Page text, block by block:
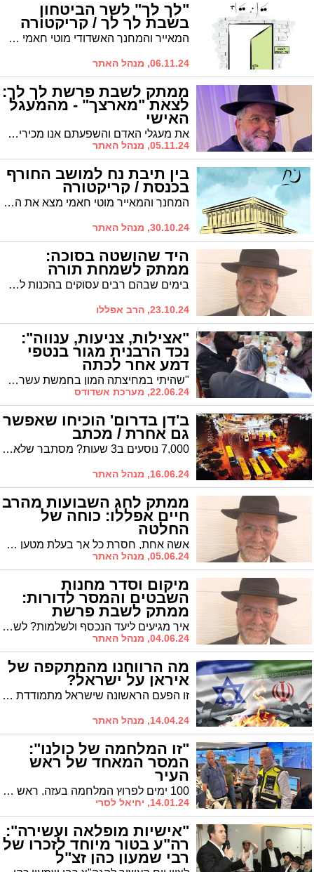
"לך לך" לשר הביטחון
בשבת לך לך / קריקטורה
המאייר והמחנך האשדודי מוטי חאמי מוצא את הקשר בין הארוע שהתרחש השבוע, פיטורי שר הביטחון גלנט, לפרשת השבוע לך לך
06.11.24, מנהל האתר
ממתק לשבת פרשת לך לך:
לצאת "מארצך" - מהמעגל
האישי
את מעגלי האדם והשפעתם אנו מכירים. מה שאנו פחות מכירים הוא איך אפשר לצאת מהמעגל האישי. הרב חיים אפללו עם מסר מהפרשה
05.11.24, מנהל האתר
בין תיבת נח למושב החורף
בכנסת / קריקטורה
המחנך והמאייר מוטי חאמי מצא את הקשר בין פרשת השבוע העוסקת בתיבת נח לבין פתיחת מושב החורף של הכנסת. "לא למדו לקח מהעבר"
30.10.24, מנהל האתר
היד שהושטה בסוכה:
ממתק לשמחת תורה
בימים שבהם רבים עסוקים בהכנות לשמחת תורה, הרב אפללו עם סיפור מרגש על מפגש מקרי שהוביל לתיקון. במרכזו עומד נער שסטה מהמסלול המצופה ממנו, ומצא את דרכו חזרה דרך הזמנה פשוטה לסוכה וכוס קפה.
23.10.24, הרב אפללו
"אצילות, צניעות, ענווה":
נכד הרבנית מגור בנטפי
דמע אחר לכתה
"שהיתי במחיצתה המון בחמשת עשרה השנים האחרונות וקיבלתי חמודות תבל, אוצרות של רוח ואוצרות של דעת. תחושתי היא שחייב אני חייב לבטא כמה מילות פרידה". פנחס מנחם אלתר, נכדה של הרבנית מגור שנפטרה בשבוע האחרון, במילות פרידה מרטיטות
22.06.24, מערכת אשדודס
ב'דן בדרום' הוכיחו שאפשר
גם אחרת / מכתב
7,000 נוסעים ב3 שעות? מסתבר שלא מדובר בהודעת יח"צ. י' מ' מרובע ג' משתף את רשמיו מהנסיעה חזור מירושלים, במוצאי חג השבועות, והוא קובע: הוכח שאפשר גם אחרת
16.06.24, מנהל האתר
ממתק לחג השבועות מהרב
חיים אפללו: כוחה של
החלטה
אשה אחת, חסרת כל אך בעלת מטען עוצמתי של נחישות, מצליחה במחי החלטה אחת להציל את עולמה שלה ובעצם את העם כולו. חברתה, לעומתה, לא הצליחה להגיע להחלטה הנכונה והיא איבדה את הכל. זה המסר שעלינו להפיק - וכמובן ליישם - בחג השבועות
05.06.24, מנהל האתר
מיקום וסדר מחנות
השבטים והמסר לדורות:
ממתק לשבת פרשת
במדבר איך מגיעים ליעד הנכסף ולשלמות? לשם כך אנו נדרשים ללמוד מסדר השבטים // הרב חיים אפללו, מחשובי המחנכים בעיר, עם ממתק לשבת
04.06.24, מנהל האתר
מה הרווחנו מהמתקפה של
איראן על ישראל?
זו הפעם הראשונה שישראל מתמודדת עם מתקפה מורכבת בהיקף שאירע בליל אמש. על הדרך הרוויחה ישראל את חיזוק הגנתה, את הניסיון שלא יסולה מפז שצברה עם כליה הטכנולוגיים, את תמיכת העולם ובראשו את הקשר החם עם ארה"ב ואת כוח ההרתעה ששוקם
14.04.24, מנהל האתר
"זו המלחמה של כולנו":
המסר המאחד של ראש
העיר
100 ימים לפרוץ המלחמה בעזה, ראש העיר ד"ר יחיאל לסרי במסר של אחדות לתושבים: "אסור לנו לשכוח איך דקות אחרי היוודע הטבח, נזכרנו שאנו עם אחד, חילונים דתיים וחרדים, צעירים וותיקים, אשכנזים וחילונים, ימין שמאל ומרכז". דבריו של ראש העיר
14.01.24, יחיאל לסרי
"אישיות מופלאה ועשירה":
רה"ע בטור מיוחד לזכרו של
רבי שמעון כהן זצ"ל